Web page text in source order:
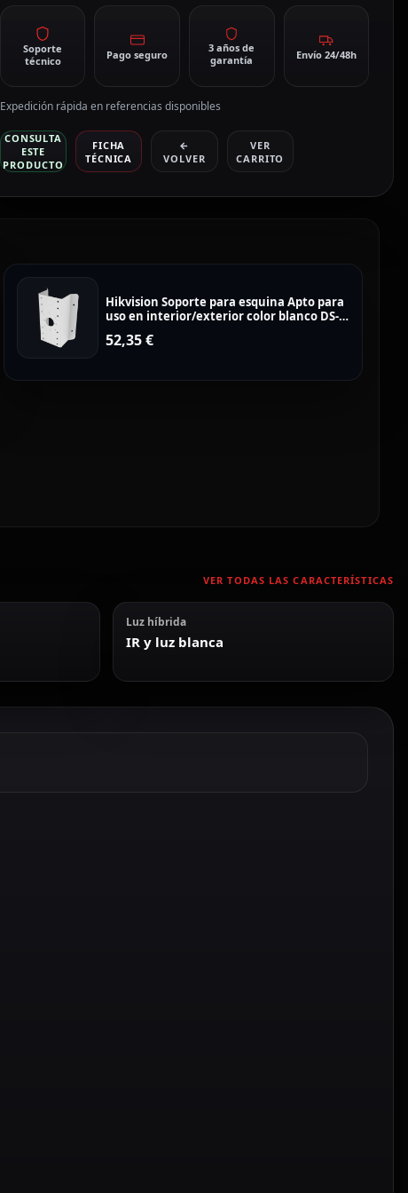
Soporte
técnico
Pago seguro
3 años de
garantía
Envío 24/48h
Expedición rápida en referencias disponibles
CONSULTA
ESTE
PRODUCTO
FICHA
TÉCNICA
←
VOLVER
VER
CARRITO
Hikvision Soporte para esquina Apto para
uso en interior/exterior color blanco DS-
52,35€
VER TODAS LAS CARACTERÍSTICAS
Luz híbrida
IR y luz blanca